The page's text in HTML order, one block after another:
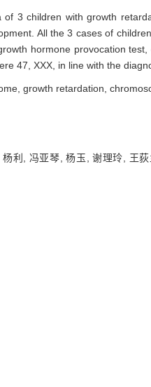
of 3 children with growth
All the 3 cases of
hormone provocation
47, XXX, in line with the
growth retardation,
杨利, 冯亚琴, 杨玉, 谢理玲, 王